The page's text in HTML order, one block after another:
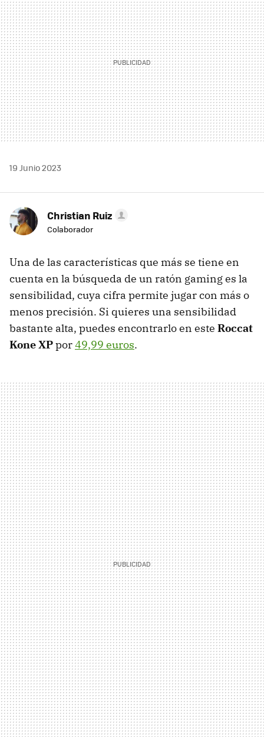
19 Junio 2023
Christian Ruiz
Colaborador
Una de las características que más se tiene en
cuenta en la búsqueda de un ratón gaming es la
sensibilidad, cuya cifra permite jugar con más o
menos precisión. Si quieres una sensibilidad
bastante alta, puedes encontrarlo en este Roccat
Kone XPpor49,99 euros.